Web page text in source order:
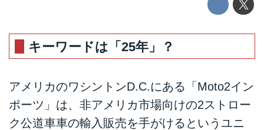
キーワードは「25年」？
アメリカのワシントンD.C.にある「Moto2イン
ポーツ」は、非アメリカ市場向けの2ストロー
ク公道車車の輸入販売を手がけるというユニ